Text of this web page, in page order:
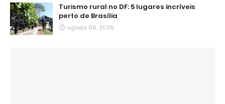
Turismo rural no DF: 5 lugares incríveis
perto de Brasília
agosto 06, 2026